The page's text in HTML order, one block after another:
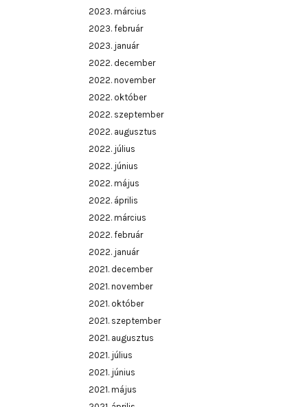
2023. március
2023. február
2023. január
2022. december
2022. november
2022. október
2022. szeptember
2022. augusztus
2022. július
2022. június
2022. május
2022. április
2022. március
2022. február
2022. január
2021. december
2021. november
2021. október
2021. szeptember
2021. augusztus
2021. július
2021. június
2021. május